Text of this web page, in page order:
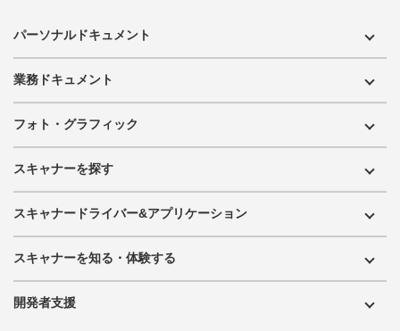
パーソナルドキュメント
業務ドキュメント
フォト・グラフィック
スキャナーを探す
スキャナードライバー&アプリケーション
スキャナーを知る・体験する
開発者支援